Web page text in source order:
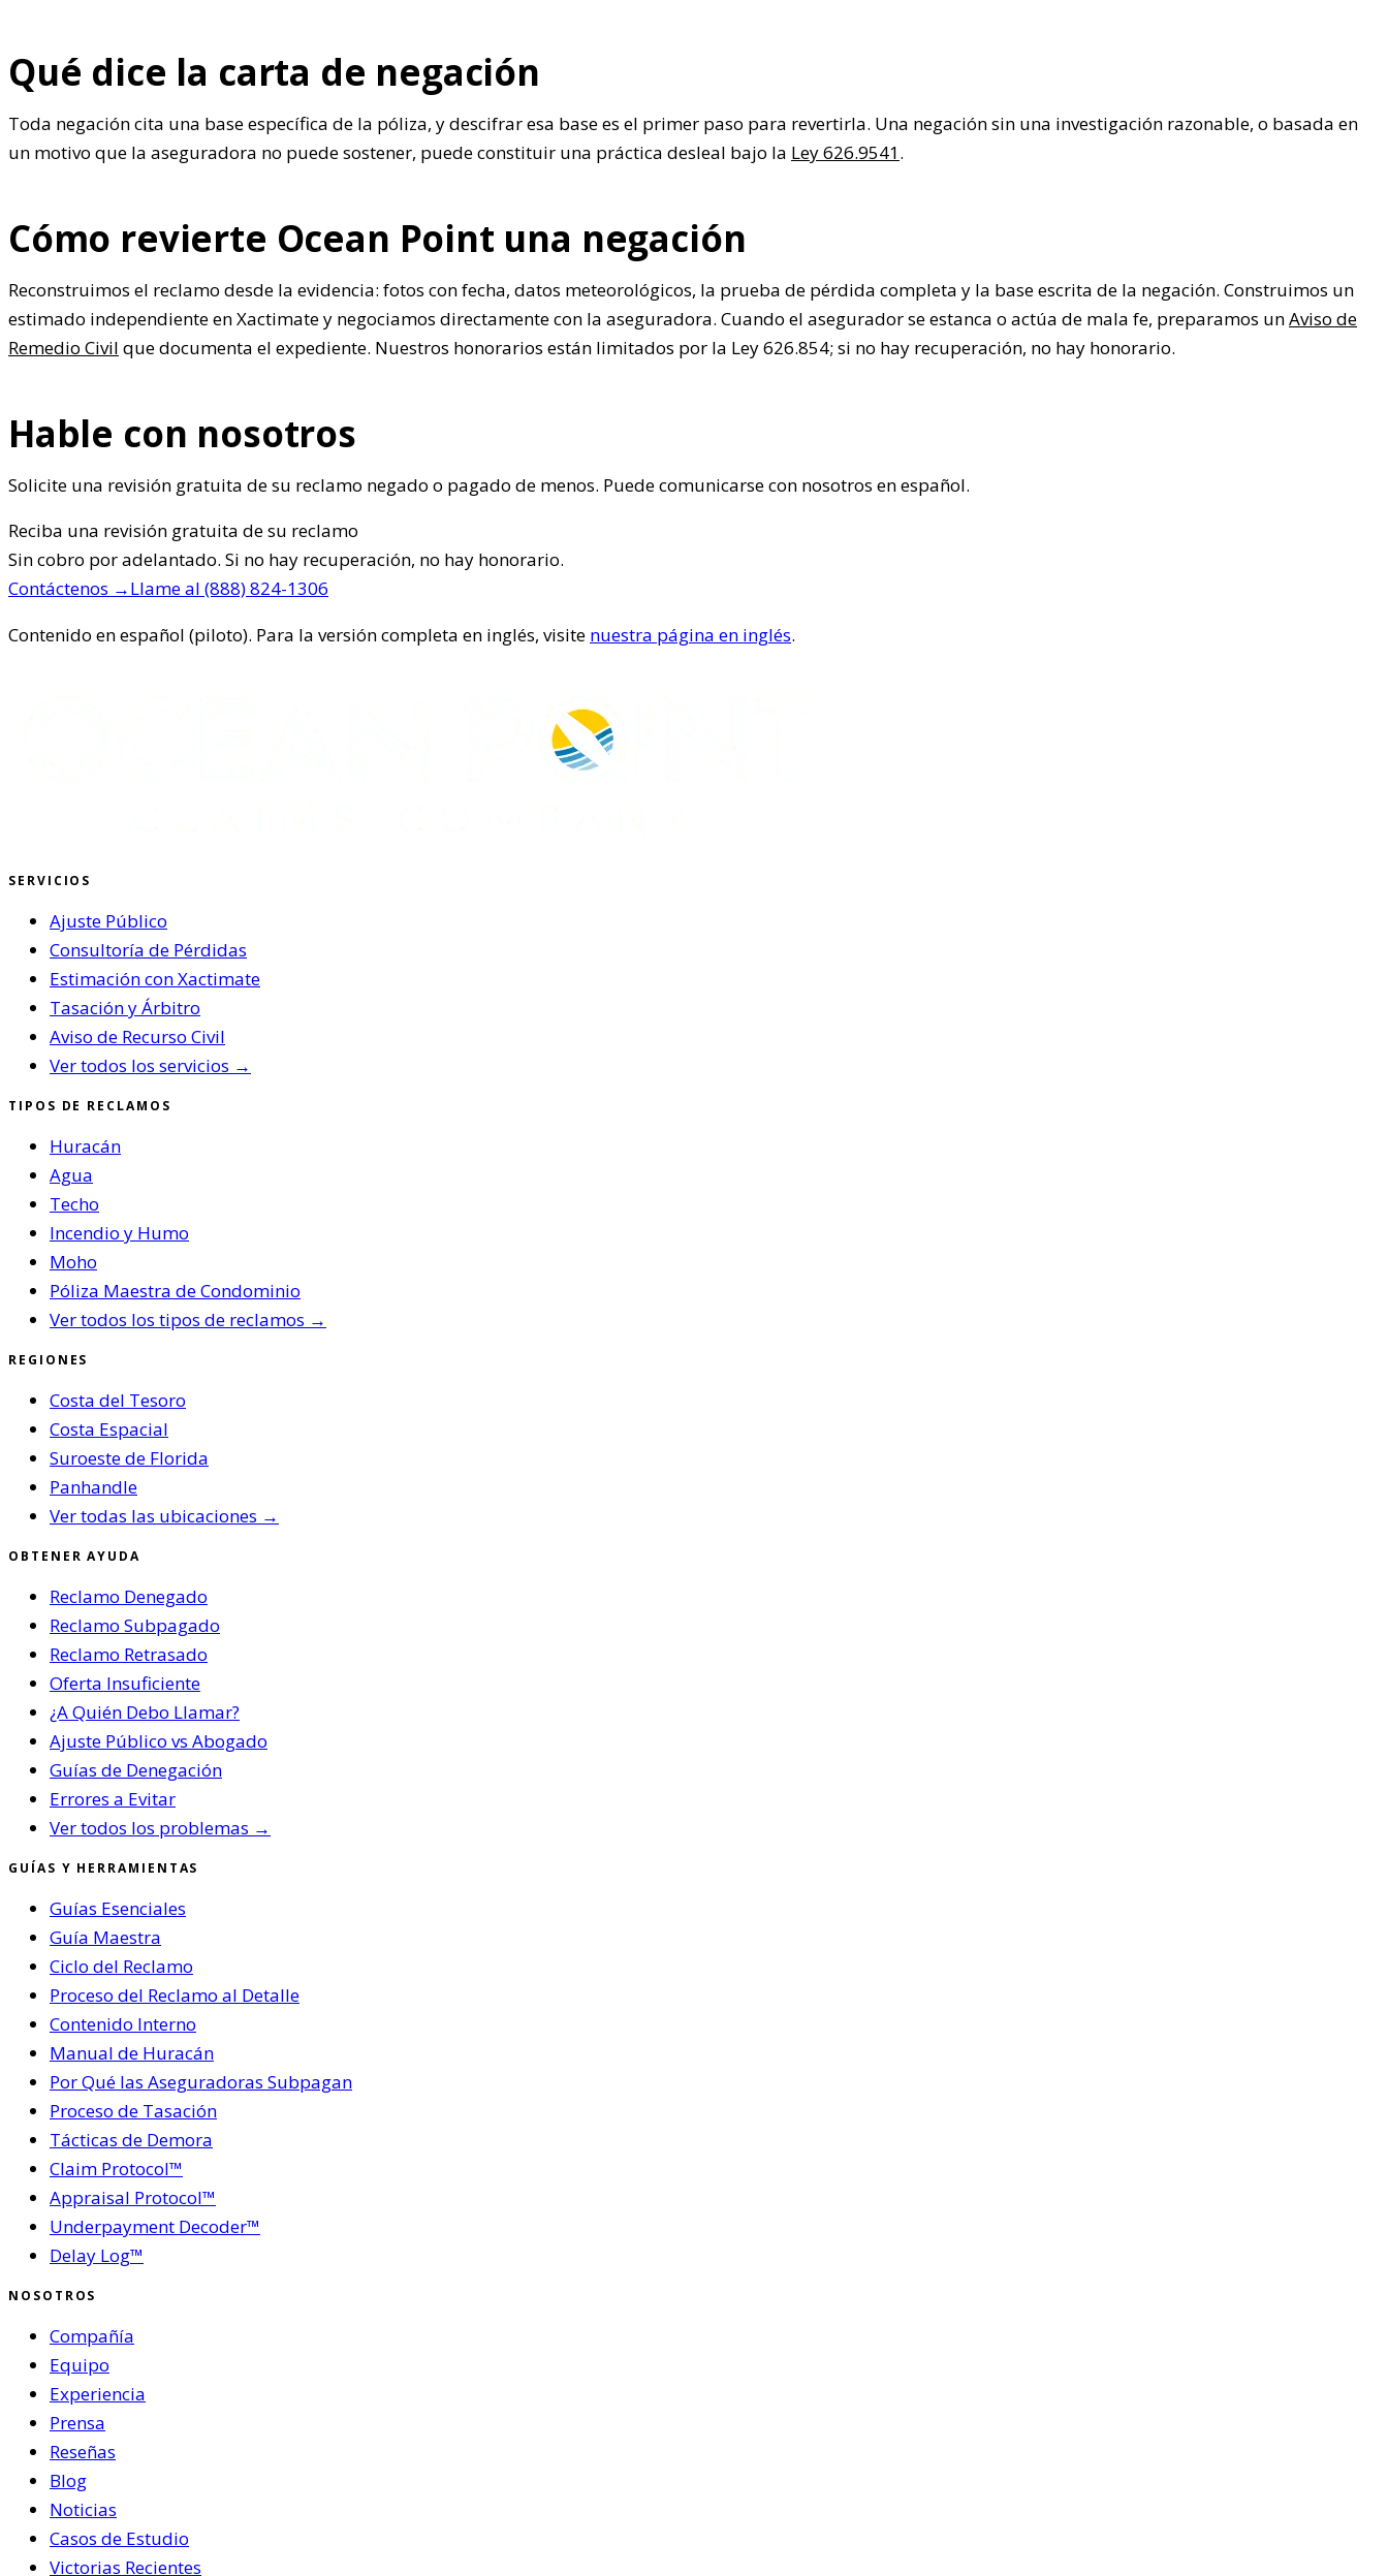
Qué dice la carta de negación
Toda negación cita una base específica de la póliza, y descifrar esa base es el primer paso para revertirla. Una negación sin una investigación razonable, o basada en
un motivo que la aseguradora no puede sostener, puede constituir una práctica desleal bajo la Ley 626.9541.
Cómo revierte Ocean Point una negación
Reconstruimos el reclamo desde la evidencia: fotos con fecha, datos meteorológicos, la prueba de pérdida completa y la base escrita de la negación. Construimos un
estimado independiente en Xactimate y negociamos directamente con la aseguradora. Cuando el asegurador se estanca o actúa de mala fe, preparamos unAviso de
Remedio Civil que documenta el expediente. Nuestros honorarios están limitados por la Ley 626.854; si no hay recuperación, no hay honorario.
Hable con nosotros
Solicite una revisión gratuita de su reclamo negado o pagado de menos. Puede comunicarse con nosotros en español.
Reciba una revisión gratuita de su reclamo
Sin cobro por adelantado. Si no hay recuperación, no hay honorario.
Contáctenos →Llame al (888) 824-1306
Contenido en español (piloto). Para la versión completa en inglés, visite nuestra página en inglés.
SERVICIOS
Ajuste Público
Consultoría de Pérdidas
Estimación con Xactimate
Tasación y Árbitro
Aviso de Recurso Civil
Ver todos los servicios →
TIPOS DE RECLAMOS
Huracán
Agua
Techo
Incendio y Humo
Moho
Póliza Maestra de Condominio
Ver todos los tipos de reclamos →
REGIONES
Costa del Tesoro
Costa Espacial
Suroeste de Florida
Panhandle
Ver todas las ubicaciones →
OBTENER AYUDA
Reclamo Denegado
Reclamo Subpagado
Reclamo Retrasado
Oferta Insuficiente
¿A Quién Debo Llamar?
Ajuste Público vs Abogado
Guías de Denegación
Errores a Evitar
Ver todos los problemas →
GUÍAS Y HERRAMIENTAS
Guías Esenciales
Guía Maestra
Ciclo del Reclamo
Proceso del Reclamo al Detalle
Contenido Interno
Manual de Huracán
Por Qué las Aseguradoras Subpagan
Proceso de Tasación
Tácticas de Demora
Claim Protocol™
Appraisal Protocol™
Underpayment Decoder™
Delay Log™
NOSOTROS
Compañía
Equipo
Experiencia
Prensa
Reseñas
Blog
Noticias
Casos de Estudio
Victorias Recientes